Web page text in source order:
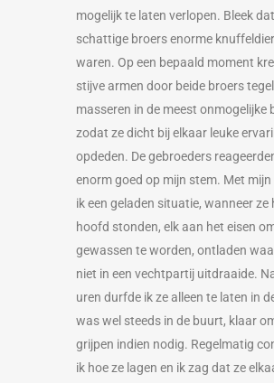
mogelijk te laten verlopen. Bleek
schattige broers enorme
waren. Op een bepaald moment
stijve armen door beide broers
masseren in de meest onmogelijke
zodat ze dicht bij elkaar leuke
opdeden. De gebroeders
enorm goed op mijn stem. Met mijn
ik een geladen situatie, wanneer ze
hoofd stonden, elk aan het eisen
gewassen te worden, ontladen
niet in een vechtpartij uitdraaide.
uren durfde ik ze alleen te laten in
was wel steeds in de buurt, klaar
grijpen indien nodig. Regelmatig
ik hoe ze lagen en ik zag dat ze